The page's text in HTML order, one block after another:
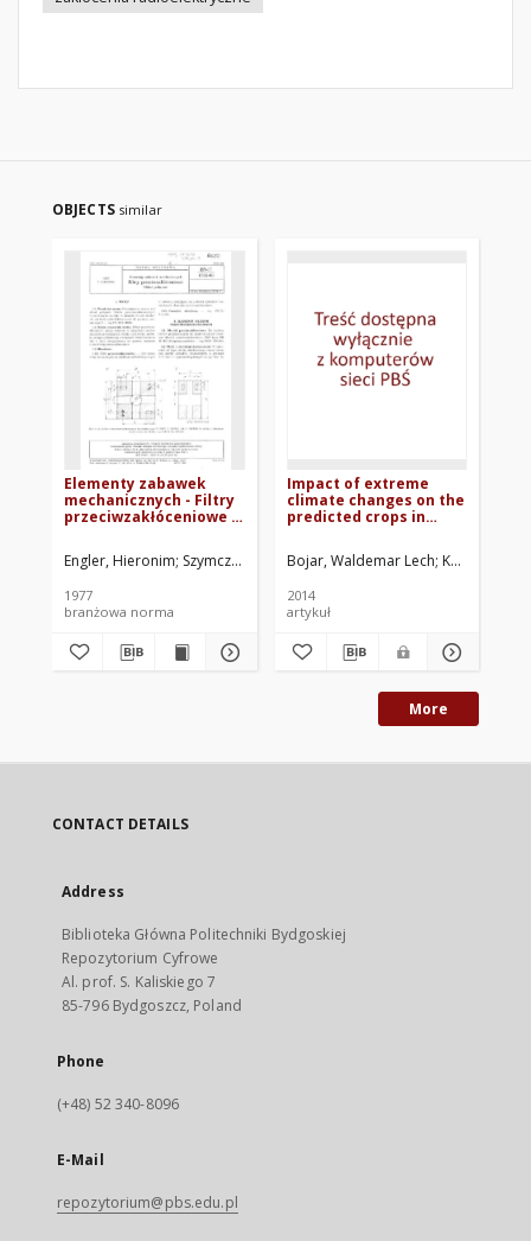
OBJECTS similar
Elementy zabawek
mechanicznych - Filtry
przeciwzakłóceniowe -
77/8551-08
Engler, Hieronim Szymczak, Grzegorz Ośrodek Badawczo-
1977
branżowa norma
Impact of extreme
climate changes on the
predicted crops in
Bojar, Waldemar Lech Knopik,
2014
artykuł
More
CONTACT DETAILS
Address
Biblioteka Główna Politechniki Bydgoskiej
Repozytorium Cyfrowe
Al. prof. S. Kaliskiego 7
85-796 Bydgoszcz, Poland
Phone
(+48) 52 340-8096
E-Mail
repozytorium@pbs.edu.pl